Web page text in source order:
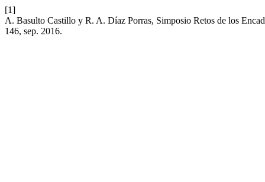
[1]
A. Basulto Castillo y R. A. Díaz Porras, Simposio Retos de los
146, sep. 2016.